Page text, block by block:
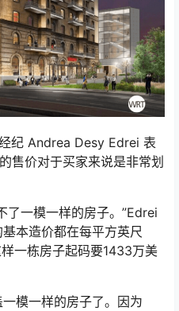
纪 Andrea Desy Edrei 表
售价对于买家来说是非常划
了一模一样的房子。”Edrei
本造价都在每平方英尺
一栋房子起码要1433万美
模一样的房子了。因为